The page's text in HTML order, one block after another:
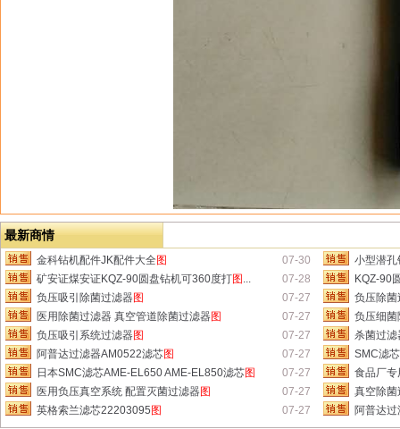
最新商情
金科钻机配件JK配件大全 图 07-30
小型潜孔
矿安证煤安证KQZ-90圆盘钻机可360度打图 ... 07-28
KQZ-90
负压吸引除菌过滤器图 07-27
负压除菌
医用除菌过滤器 真空管道除菌过滤器图 07-27
负压细菌
负压吸引系统过滤器图 07-27
杀菌过滤
阿普达过滤器AM0522滤芯图 07-27
SMC滤
日本SMC滤芯AME-EL650 AME-EL850滤芯图 07-27
食品厂
医用负压真空系统 配置灭菌过滤器图 07-27
真空除菌
英格索兰滤芯22203095 图 07-27 阿普达